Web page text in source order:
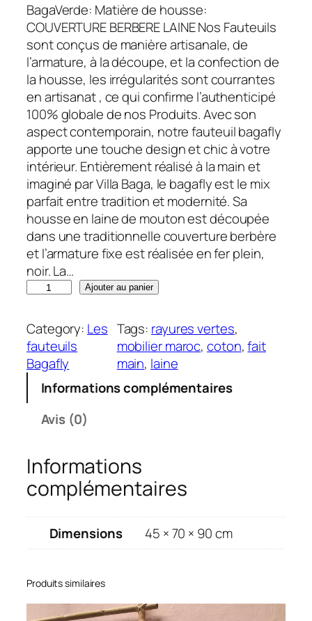
p
r
i
x
i
n
i
t
i
a
l
é
t
a
i
2
0
0
€
p
r
i
x
a
c
t
u
e
l
e
s
t
:
7
,
0
0
.
BagaVerde: Matière de housse:
COUVERTURE BERBERE LAINE Nos Fauteuils
sont conçus de manière artisanale, de
l’armature, à la découpe, et la confection de
la housse, les irrégularités sont courrantes
en artisanat , ce qui confirme l’authenticipé
100% globale de nos Produits. Avec son
aspect contemporain, notre fauteuil bagafly
apporte une touche design et chic à votre
intérieur. Entièrement réalisé à la main et
imaginé par Villa Baga, le bagafly est le mix
parfait entre tradition et modernité. Sa
housse en laine de mouton est découpée
dans une traditionnelle couverture berbère
et l’armature fixe est réalisée en fer plein,
noir. La…
a
n
t
i
F
a
u
t
u
l
V
Ajouter au panier
Category: Les
fauteuils
Bagafly
Tags: rayures vertes
mobilier maroc, coton, fait
main, laine
Informations complémentaires
Avis (0)
Informations
complémentaires
Dimensions 45 × 70 × 90 cm
Produits similaires